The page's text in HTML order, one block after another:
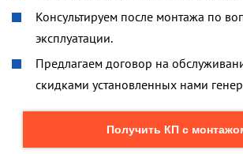
Консультируем после монтажа по
эксплуатации.
Предлагаем договор на
скидками установленных нами
Получить КП с